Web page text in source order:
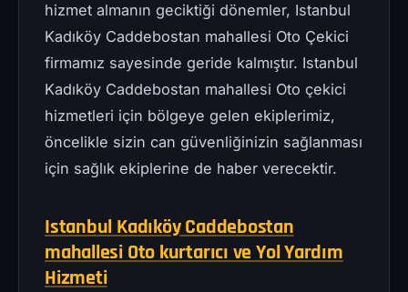
hizmet almanın geciktiği dönemler, Istanbul
Kadıköy Caddebostan mahallesi Oto Çekici
firmamız sayesinde geride kalmıştır. Istanbul
Kadıköy Caddebostan mahallesi Oto çekici
hizmetleri için bölgeye gelen ekiplerimiz,
öncelikle sizin can güvenliğinizin sağlanması
için sağlık ekiplerine de haber verecektir.
Istanbul Kadıköy Caddebostan
mahallesi Oto kurtarıcı ve Yol Yardım
Hizmeti